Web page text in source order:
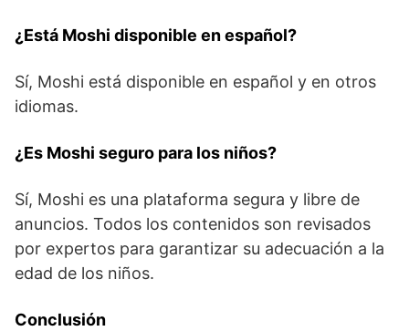
¿Está Moshi disponible en español?
Sí, Moshi está disponible en español y en otros
idiomas.
¿Es Moshi seguro para los niños?
Sí, Moshi es una plataforma segura y libre de
anuncios. Todos los contenidos son revisados
por expertos para garantizar su adecuación a la
edad de los niños.
Conclusión